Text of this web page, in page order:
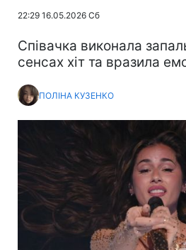
22:29 16.05.2026 Сб
Співачка виконала
сенсах хіт та вразила
ПОЛІНА КУЗЕНКО